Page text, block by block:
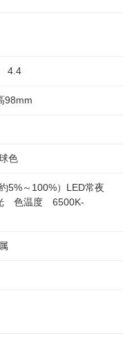
4.4
98mm
色
5%～100%）LED常夜
色温度 6500K-